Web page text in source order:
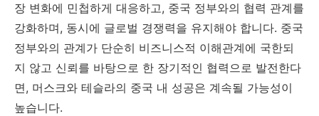
장 변화에 민첩하게 대응하고, 중국 정부와의 협력 관계를
강화하며, 동시에 글로벌 경쟁력을 유지해야 합니다. 중국
정부와의 관계가 단순히 비즈니스적 이해관계에 국한되
지 않고 신뢰를 바탕으로 한 장기적인 협력으로 발전한다
면, 머스크와 테슬라의 중국 내 성공은 계속될 가능성이
높습니다.